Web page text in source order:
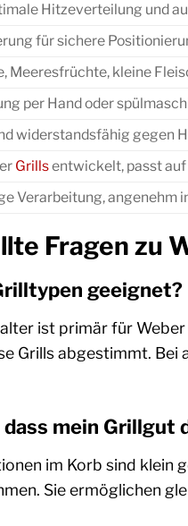
Hitzeverteilung und
für sichere
Meeresfrüchte, kleine
per Hand oder
widerstandsfähig gegen
Grillsentwickelt, passt auf
Verarbeitung, angenehm
Fragen zu
geeignet?
ist primär für
Grills abgestimmt.
mein Grillgut
im Korb sind klein
Sie ermöglichen